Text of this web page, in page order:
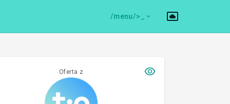
/menu/>
Oferta z